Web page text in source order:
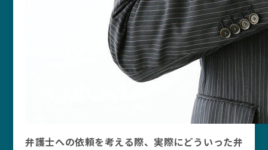
弁護士への依頼を考える際、実際にどういった弁